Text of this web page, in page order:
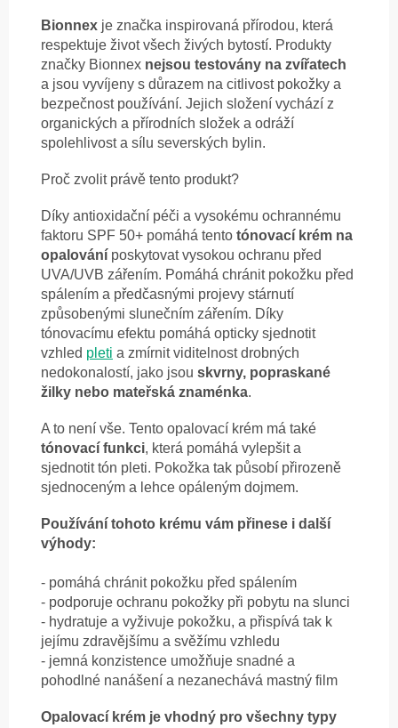
Bionnex je značka inspirovaná přírodou, která
respektuje život všech živých bytostí. Produkty
značky Bionnex nejsou testovány na zvířatech
a jsou vyvíjeny s důrazem na citlivost pokožky a
bezpečnost používání. Jejich složení vychází z
organických a přírodních složek a odráží
spolehlivost a sílu severských bylin.
Proč zvolit právě tento produkt?
Díky antioxidační péči a vysokému ochrannému
faktoru SPF 50+ pomáhá tento tónovací krém na
opalování poskytovat vysokou ochranu před
UVA/UVB zářením. Pomáhá chránit pokožku před
spálením a předčasnými projevy stárnutí
způsobenými slunečním zářením. Díky
tónovacímu efektu pomáhá opticky sjednotit
vzhled pleti a zmírnit viditelnost drobných
nedokonalostí, jako jsou skvrny, popraskané
žilky nebo mateřská znaménka.
A to není vše. Tento opalovací krém má také
tónovací funkci, která pomáhá vylepšit a
sjednotit tón pleti. Pokožka tak působí přirozeně
sjednoceným a lehce opáleným dojmem.
Používání tohoto krému vám přinese i další
výhody:
- pomáhá chránit pokožku před spálením
- podporuje ochranu pokožky při pobytu na slunci
- hydratuje a vyživuje pokožku, a přispívá tak k
jejímu zdravějšímu a svěžímu vzhledu
- jemná konzistence umožňuje snadné a
pohodlné nanášení a nezanechává mastný film
Opalovací krém je vhodný pro všechny typy